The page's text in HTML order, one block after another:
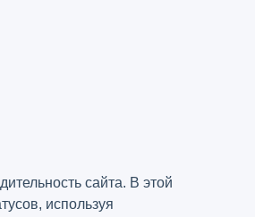
сайта. В этой
используя